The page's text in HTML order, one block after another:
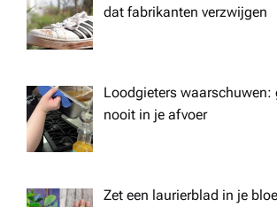
dat fabrikanten verzwijgen
Loodgieters waarschuwen:
nooit in je afvoer
Zet een laurierblad in je